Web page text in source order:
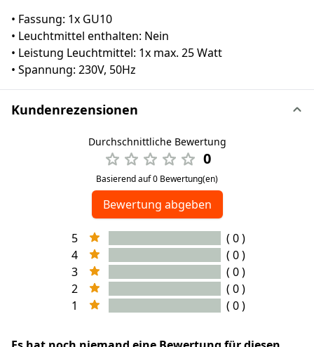
• Fassung: 1x GU10
• Leuchtmittel enthalten: Nein
• Leistung Leuchtmittel: 1x max. 25 Watt
• Spannung: 230V, 50Hz
Kundenrezensionen
Durchschnittliche Bewertung
0
Basierend auf 0 Bewertung(en)
Bewertung abgeben
5
( 0 )
4
( 0 )
3
( 0 )
2
( 0 )
1
( 0 )